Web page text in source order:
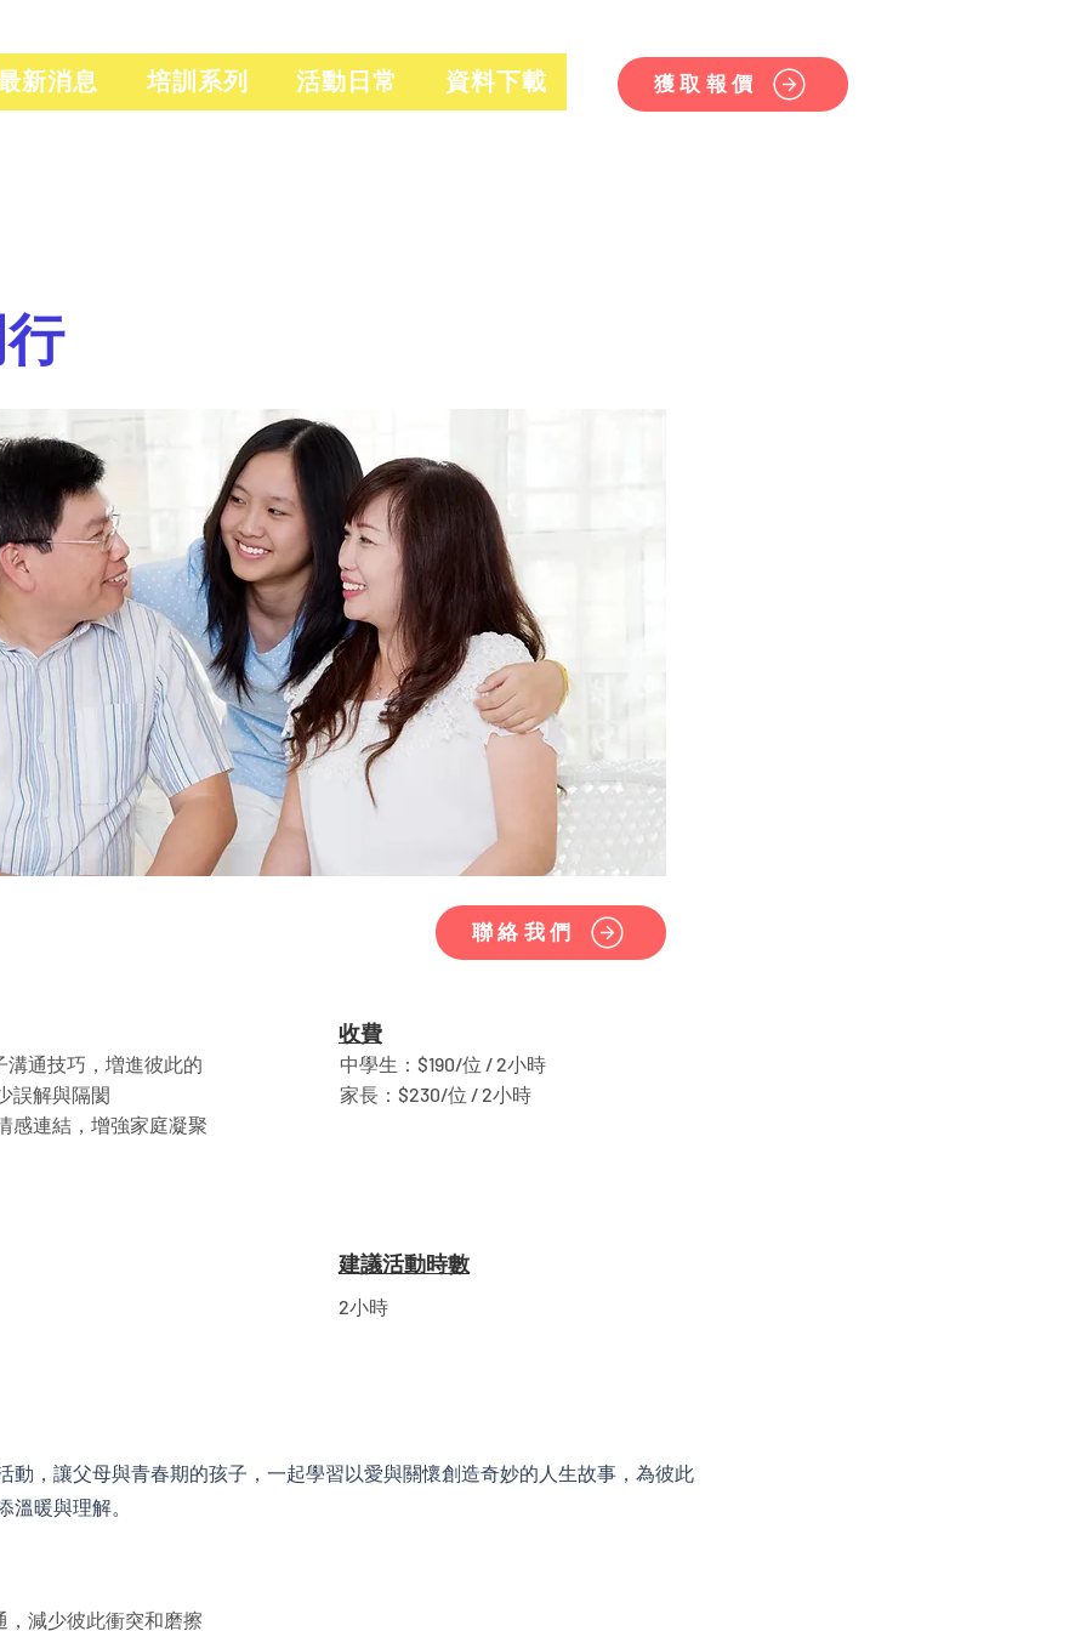
獲取報價
新消息 培訓系列 活動日常 資料下載
聯絡我們
溝通技巧，増進彼此的
誤解與隔閡
感連結，增強家庭凝聚
收費
中學生：$190/位 / 2小時
家長：$230/位 / 2小時
建議活動時數
2小時
動，讓父母與青春期的孩子，一起學習以愛與關懷創造奇妙的人生故事，為彼此
溫暖與理解。
，減少彼此衝突和磨擦